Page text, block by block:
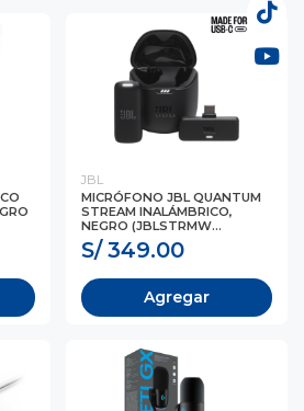
JBL
MICRÓFONO JBL QUANTUM
STREAM INALÁMBRICO,
NEGRO (JBLSTRMW...
S/ 349.00
Agregar